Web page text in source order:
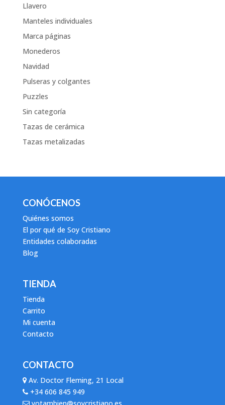
Llavero
Manteles individuales
Marca páginas
Monederos
Navidad
Pulseras y colgantes
Puzzles
Sin categoría
Tazas de cerámica
Tazas metalizadas
CONÓCENOS
Quiénes somos
El por qué de Soy Cristiano
Entidades colaboradas
Blog
TIENDA
Tienda
Carrito
Mi cuenta
Contacto
CONTACTO
Av. Doctor Fleming, 21 Local
+34 606 845 949